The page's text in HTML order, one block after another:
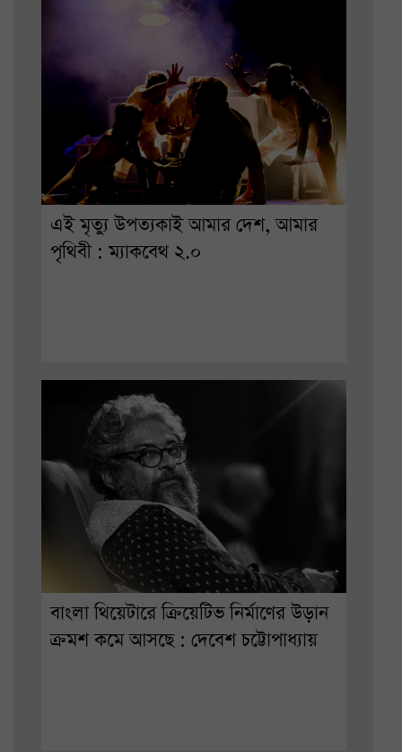
এই মৃত্যু উপত্যকাই আমার দেশ, আমার
পৃথিবী : ম্যাকবেথ ২.০
বাংলা থিয়েটারে ক্রিয়েটিভ নির্মাণের উড়ান
ক্রমশ কমে আসছে : দেবেশ চট্টোপাধ্যায়